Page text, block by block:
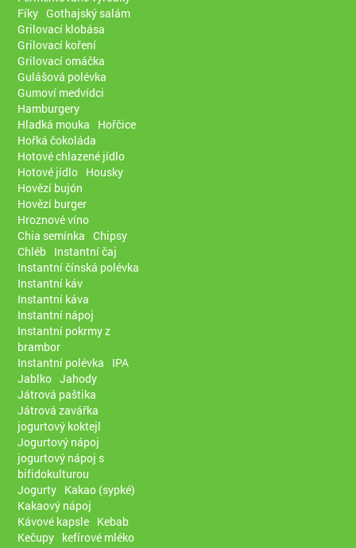
Fíky Gothajský salám
Grilovací klobása
Grilovací koření
Grilovací omáčka
Gulášová polévka
Gumoví medvídci
Hamburgery
Hladká mouka
Hořčice
Hořká čokoláda
Hotové chlazené jídlo
Hotové jídlo Housky
Hovězí bujón
Hovězí burger
Hroznové víno
Chia semínka Chipsy
Chléb Instantní čaj
Instantní čínská polévka
Instantní káv
Instantní káva
Instantní nápoj
Instantní pokrmy z
brambor
Instantní polévka
IPA
Jablko Jahody
Játrová paštika
Játrová zavářka
jogurtový koktejl
Jogurtový nápoj
jogurtový nápoj s
bifidokulturou
Jogurty Kakao (sypké)
Kakaový nápoj
Kávové kapsle Kebab
Kečupy kefírové mléko